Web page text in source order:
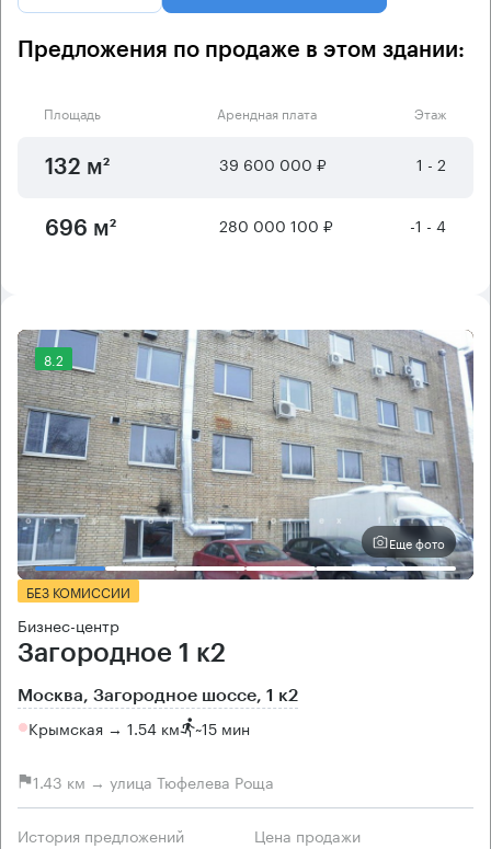
Предложения по продаже в этом здании:
Площадь Арендная плата Этаж
132 м² 39 600 000 ₽ 1 - 2
696 м² 280 000 100 ₽ -1 - 4
8.2
Еще фото
БЕЗ КОМИССИИ
Бизнес-центр
Загородное 1 к2
Москва, Загородное шоссе, 1 к2
Крымская → 1.54 км ~15 мин
1.43 км → улица Тюфелева Роща
История предложений Цена продажи